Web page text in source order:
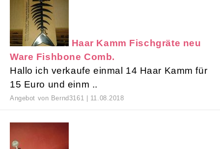
Haar Kamm Fischgräte neu
Ware Fishbone Comb.
Hallo ich verkaufe einmal 14 Haar Kamm für
15 Euro und einm ..
Angebot von Bernd3161 | 11.08.2018